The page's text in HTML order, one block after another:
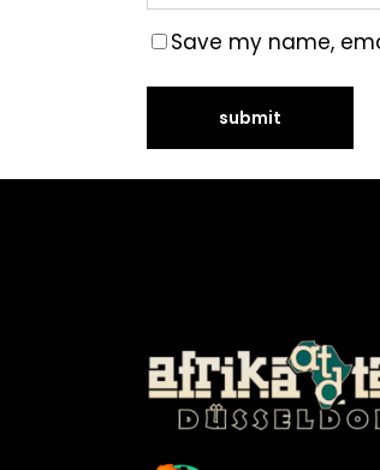
Save my name,